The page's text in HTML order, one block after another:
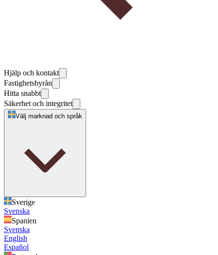
Hjälp och kontakt
Fastighetsbyrån
Hitta snabbt
Säkerhet och integritet
Välj marknad och språk
Sverige
Svenska
Spanien
Svenska
English
Español